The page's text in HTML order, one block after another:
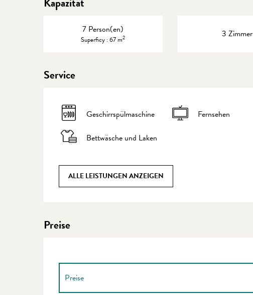
7 Person(en)
Superficy : 67 m2 3 Zimmer
Service
Geschirrspülmaschine Fernsehen
Bettwäsche und Laken
ALLE LEISTUNGEN ANZEIGEN
Preise
Preise